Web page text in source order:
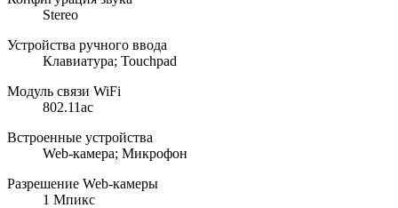
Stereo
Устройства ручного ввода
Клавиатура; Touchpad
Модуль связи WiFi
802.11ac
Встроенные устройства
Web-камера; Микрофон
Разрешение Web-камеры
1 Мпикс